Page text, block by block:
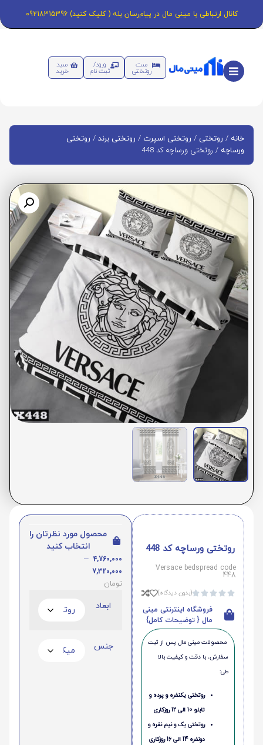
کانال ارتباطی با مینی مال در پیام‌رسان بله ( کلیک کنید) 09218315396
ست
روتختی
ورود/
ثبت نام
سبد
خرید
خانه / روتختی / روتختی اسپرت / روتختی برند / روتختی
ورساچه / روتختی ورساچه کد 448
روتختی ورساچه کد 448
Versace bedspread code
448




(بدون دیدگاه)
فروشگاه اینترنتی مینی
مال { توضیحات کامل}
محصولات مینی‌ مال پس از ثبت
سفارش، با دقت و کیفیت بالا
طی:
روتختی یکنفره و پرده و
تابلو 10 الی 12 روزکاری
روتختی یک و نیم نفره و
دونفره 14 الی 16 روزکاری
محصول مورد نظرتان را
انتخاب کنید
4,760,000
–
7,320,000
تومان
ابعاد
جنس